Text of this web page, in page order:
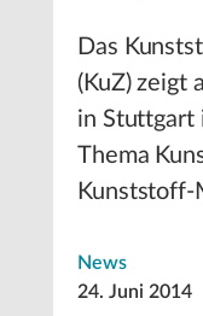
Das
(KuZ) zeigt
in Stuttgart
Thema
Kunststoff-
News
24. Juni 2014